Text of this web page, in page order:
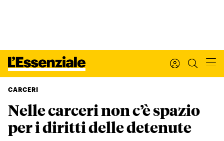
Xxx
Leggi Internazionale
L’ESSENZIALE
Ultimi articoli
CARCERI
Nelle carceri non c’è spazio
per i diritti delle detenute